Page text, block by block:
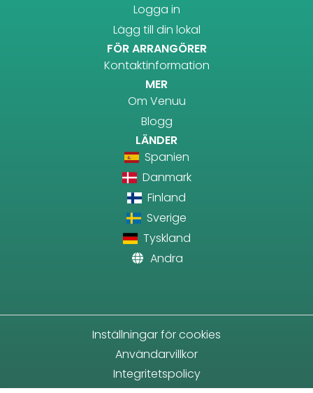
Logga in
Lägg till din lokal
FÖR ARRANGÖRER
Kontaktinformation
MER
Om Venuu
Blogg
LÄNDER
Spanien
Danmark
Finland
Sverige
Tyskland
Andra
Inställningar för cookies
Användarvillkor
Integritetspolicy